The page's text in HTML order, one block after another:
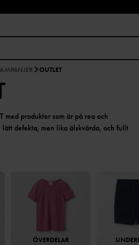
OUTLET
med produkter som är på rea och
lätt defekta, men lika älskvärda, och fullt
ÖVERDELAR